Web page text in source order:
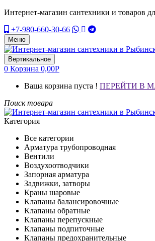
Интернет-магазин сантехники и товаров
+7-980-660-30-66
Меню
Вертикальное
0 Корзина 0,00Р
Ваша корзина пуста ! ПЕРЕЙТИ В
Поиск товара
Категория
Все категории
Арматура трубопроводная
Вентили
Воздухоотводчики
Запорная арматура
Задвижки, затворы
Краны шаровые
Клапаны балансировочные
Клапаны обратные
Клапаны перепускные
Клапаны подпиточные
Клапаны предохранительные